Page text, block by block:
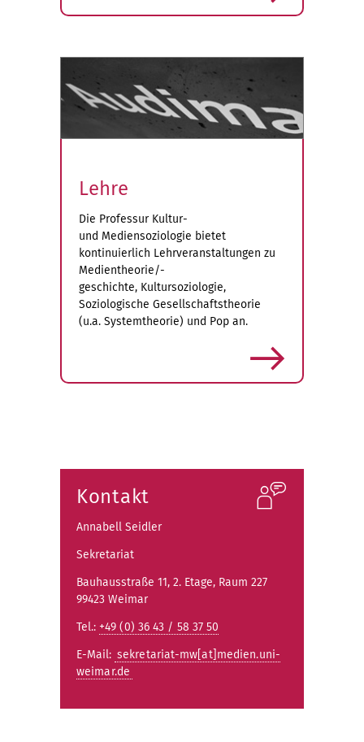
Kontakt
Annabell Seidler
Sekretariat
Bauhausstraße 11, 2. Etage, Raum 227
99423 Weimar
Tel.: +49 (0) 36 43 / 58 37 50
E-Mail: sekretariat-mw[at]medien.uni-
weimar.de
Lehre
Die Professur Kultur-
und Mediensoziologie bietet
kontinuierlich Lehrveranstaltungen zu
Medientheorie/-
geschichte, Kultursoziologie,
Soziologische Gesellschaftstheorie
(u.a. Systemtheorie) und Pop an.